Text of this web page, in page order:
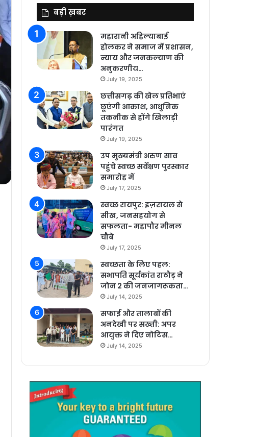
बड़ी ख़बर
महारानी अहिल्याबाई
होलकर ने समाज में प्रशासन,
न्याय और जनकल्याण की
अनुकरणीय…
July 19, 2025
छत्तीसगढ़ की खेल प्रतिभाएं
छूएंगी आकाश, आधुनिक
तकनीक से होंगे खिलाड़ी
पारंगत
July 19, 2025
उप मुख्यमंत्री अरुण साव
पहुंचे स्वच्छ सर्वेक्षण पुरस्कार
समारोह में
July 17, 2025
स्वच्छ रायपुर: इज़रायल से
सीख, जनसहयोग से
सफलता- महापौर मीनल
चौबे
July 17, 2025
स्वच्छता के लिए पहल:
सभापति सूर्यकांत राठौड़ ने
जोन 2 की जनजागरूकता…
July 14, 2025
सफाई और तालाबों की
अनदेखी पर सख्ती: अपर
आयुक्त ने दिए नोटिस…
July 14, 2025